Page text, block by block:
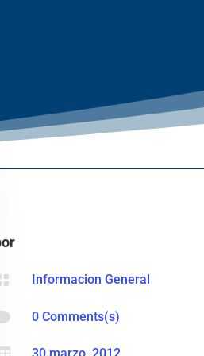
Informacion General
0 Comments(s)
30 marzo, 2012